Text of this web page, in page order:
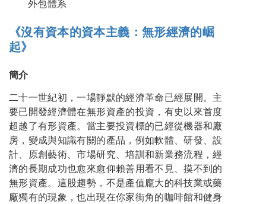
外包體系
《沒有資本的資本主義：無形經濟的崛
起》
簡介
二十一世紀初，一場靜默的經濟革命已經展開。主
要已開發經濟體在無形資產的投資，有史以來首度
超越了有形資產。當主要投資標的已經從機器和廠
房，變成與知識有關的產品，例如軟體、研發、設
計、原創藝術、市場研究、培訓和新業務流程，經
濟的長期成功也愈來愈仰賴善用看不見、摸不到的
無形資產。這股趨勢，不是產值龐大的科技業或藥
廠獨有的現象，也出現在你家街角的咖啡館和健身